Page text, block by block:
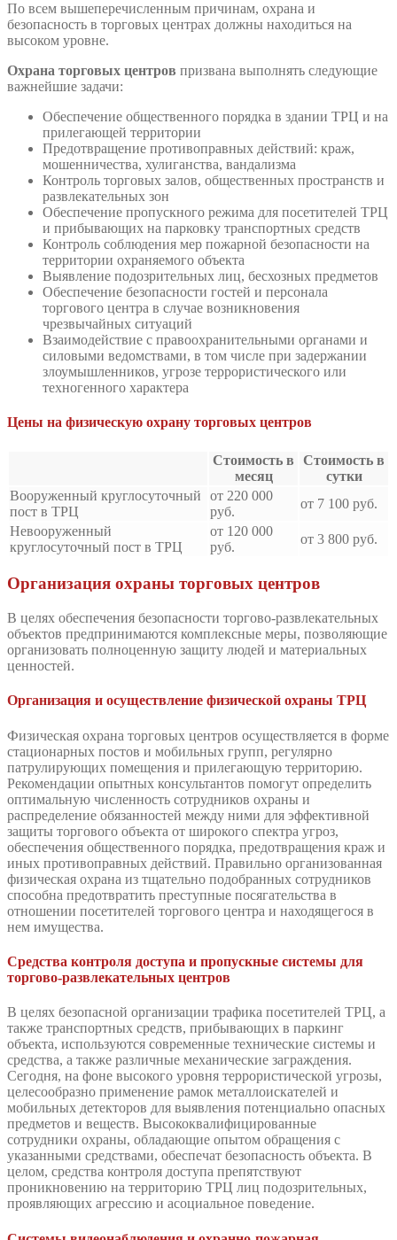
По всем вышеперечисленным причинам, охрана и
безопасность в торговых центрах должны находиться на
высоком уровне.
Охрана торговых центров призвана выполнять следующие
важнейшие задачи:
Обеспечение общественного порядка в здании ТРЦ и на
прилегающей территории
Предотвращение противоправных действий: краж,
мошенничества, хулиганства, вандализма
Контроль торговых залов, общественных пространств и
развлекательных зон
Обеспечение пропускного режима для посетителей ТРЦ
и прибывающих на парковку транспортных средств
Контроль соблюдения мер пожарной безопасности на
территории охраняемого объекта
Выявление подозрительных лиц, бесхозных предметов
Обеспечение безопасности гостей и персонала
торгового центра в случае возникновения
чрезвычайных ситуаций
Взаимодействие с правоохранительными органами и
силовыми ведомствами, в том числе при задержании
злоумышленников, угрозе террористического или
техногенного характера
Цены на физическую охрану торговых центров
Стоимость в
месяц
Стоимость в
сутки
Вооруженный круглосуточный
пост в ТРЦ
от 220 000
руб.
от 7 100 руб.
Невооруженный
круглосуточный пост в ТРЦ
от 120 000
руб.
от 3 800 руб.
Организация охраны торговых центров
В целях обеспечения безопасности торгово-развлекательных
объектов предпринимаются комплексные меры, позволяющие
организовать полноценную защиту людей и материальных
ценностей.
Организация и осуществление физической охраны ТРЦ
Физическая охрана торговых центров осуществляется в форме
стационарных постов и мобильных групп, регулярно
патрулирующих помещения и прилегающую территорию.
Рекомендации опытных консультантов помогут определить
оптимальную численность сотрудников охраны и
распределение обязанностей между ними для эффективной
защиты торгового объекта от широкого спектра угроз,
обеспечения общественного порядка, предотвращения краж и
иных противоправных действий. Правильно организованная
физическая охрана из тщательно подобранных сотрудников
способна предотвратить преступные посягательства в
отношении посетителей торгового центра и находящегося в
нем имущества.
Средства контроля доступа и пропускные системы для
торгово-развлекательных центров
В целях безопасной организации трафика посетителей ТРЦ, а
также транспортных средств, прибывающих в паркинг
объекта, используются современные технические системы и
средства, а также различные механические заграждения.
Сегодня, на фоне высокого уровня террористической угрозы,
целесообразно применение рамок металлоискателей и
мобильных детекторов для выявления потенциально опасных
предметов и веществ. Высококвалифицированные
сотрудники охраны, обладающие опытом обращения с
указанными средствами, обеспечат безопасность объекта. В
целом, средства контроля доступа препятствуют
проникновению на территорию ТРЦ лиц подозрительных,
проявляющих агрессию и асоциальное поведение.